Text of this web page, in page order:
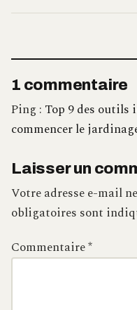
1 commentaire
Ping : Top 9 des outils
commencer le
Laisser un
Votre adresse e-mail
obligatoires sont
Commentaire*